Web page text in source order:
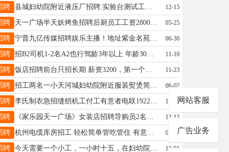
聘 县城妇幼院附近液压厂招聘:实验台测试工，打包工，组装工，磨床工。要求：男，服从管理，能吃苦耐劳，有责任心。 有意者电联范经理15690493000。 12-15
聘 天一广场半天妖烤鱼招聘后厨员工工资2800～3500月休三天要求50岁以下有健康证有后厨经验联系电话15333391355 05-25
聘 宁晋九亿传媒招聘娱乐主播！地址紫金名苑楼下18-28岁。会说普通话即可！新手小白可教！保底4000分成无业绩要求！半天班！年轻人多氛围好！公司提供住宿 电话15100957378（微信同号）只招女生男生勿扰 06-30
聘 招B2司机1-2名A2也行驾龄3年以上 年龄30以上有意电话联系15031943455 11-10
聘 饭店招聘前台只招长期 薪资3200，第一个月3千，中午管饭，下午休息俩小时 要求：手脚麻利勤快人，优先招聘有服务经验的 18432058897 11-23
聘 招工两名一小天河城妇幼院附近服装熨烫简单易学4500+月结手机微信13482959343 06-02
聘 李氏制衣急招缝纫机工付工有意者电联19221329959 10-15
聘 《家乐园天一广场》女装店招聘导购员2名，要求：35岁以下，性格开朗，工资3000+元，公休2天。电话13363728659 12-13
聘 杭州电缆库房招工 轻松简单管吃管住 有意联系18832962958 02-21
聘 今天需要一个小工，一小时十五，在妇幼院附近干活，18732978341 12-01
网站客服
广告业务